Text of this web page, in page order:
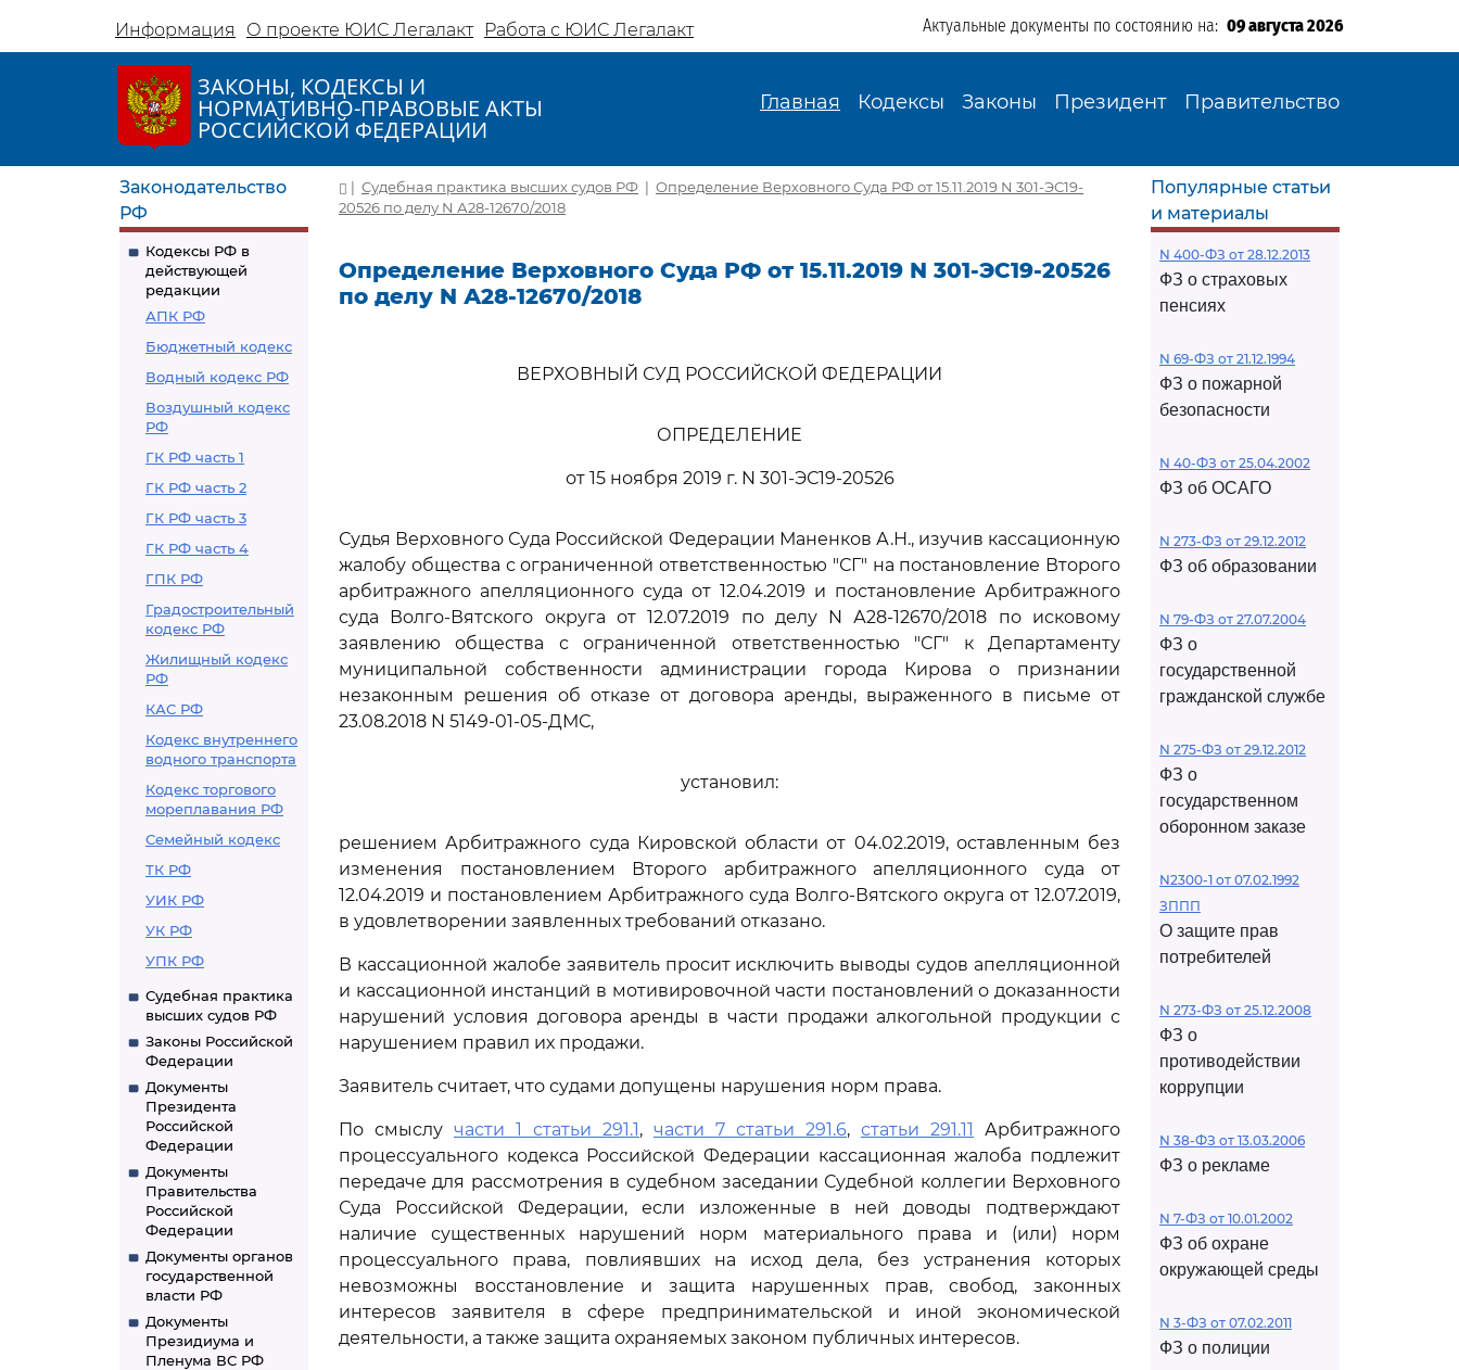
Информация О проекте ЮИС Легалакт Работа с ЮИС Легалакт Актуальные документы по состоянию на: 09 августа 2026
ЗАКОНЫ, КОДЕКСЫ И
НОРМАТИВНО-ПРАВОВЫЕ АКТЫ
РОССИЙСКОЙ ФЕДЕРАЦИИ
Главная Кодексы Законы Президент Правительство
Законодательство
РФ
Кодексы РФ в
действующей
редакции
АПК РФ
Бюджетный кодекс
Водный кодекс РФ
Воздушный кодекс
РФ
ГК РФ часть 1
ГК РФ часть 2
ГК РФ часть 3
ГК РФ часть 4
ГПК РФ
Градостроительный
кодекс РФ
Жилищный кодекс
РФ
КАС РФ
Кодекс внутреннего
водного транспорта
Кодекс торгового
мореплавания РФ
Семейный кодекс
ТК РФ
УИК РФ
УК РФ
УПК РФ
Судебная практика
высших судов РФ
Законы Российской
Федерации
Документы
Президента
Российской
Федерации
Документы
Правительства
Российской
Федерации
Документы органов
государственной
власти РФ
Документы
Президиума и
Пленума ВС РФ
| Судебная практика высших судов РФ | Определение Верховного Суда РФ от 15.11.2019 N 301-ЭС19-
20526 по делу N А28-12670/2018
Определение Верховного Суда РФ от 15.11.2019 N 301-ЭС19-20526
по делу N А28-12670/2018
ВЕРХОВНЫЙ СУД РОССИЙСКОЙ ФЕДЕРАЦИИ
ОПРЕДЕЛЕНИЕ
от 15 ноября 2019 г. N 301-ЭС19-20526
Судья Верховного Суда Российской Федерации Маненков А.Н., изучив кассационную
жалобу общества с ограниченной ответственностью "СГ" на постановление Второго
арбитражного апелляционного суда от 12.04.2019 и постановление Арбитражного
суда Волго-Вятского округа от 12.07.2019 по делу N А28-12670/2018 по исковому
заявлению общества с ограниченной ответственностью "СГ" к Департаменту
муниципальной собственности администрации города Кирова о признании
незаконным решения об отказе от договора аренды, выраженного в письме от
23.08.2018 N 5149-01-05-ДМС,
установил:
решением Арбитражного суда Кировской области от 04.02.2019, оставленным без
изменения постановлением Второго арбитражного апелляционного суда от
12.04.2019 и постановлением Арбитражного суда Волго-Вятского округа от 12.07.2019,
в удовлетворении заявленных требований отказано.
В кассационной жалобе заявитель просит исключить выводы судов апелляционной
и кассационной инстанций в мотивировочной части постановлений о доказанности
нарушений условия договора аренды в части продажи алкогольной продукции с
нарушением правил их продажи.
Заявитель считает, что судами допущены нарушения норм права.
По смыслу части 1 статьи 291.1, части 7 статьи 291.6, статьи 291.11
Арбитражного
процессуального кодекса Российской Федерации кассационная жалоба подлежит
передаче для рассмотрения в судебном заседании Судебной коллегии Верховного
Суда Российской Федерации, если изложенные в ней доводы подтверждают
наличие существенных нарушений норм материального права и (или) норм
процессуального права, повлиявших на исход дела, без устранения которых
невозможны восстановление и защита нарушенных прав, свобод, законных
интересов заявителя в сфере предпринимательской и иной экономической
деятельности, а также защита охраняемых законом публичных интересов.
Популярные статьи
и материалы
N 400-ФЗ от 28.12.2013
ФЗ о страховых
пенсиях
N 69-ФЗ от 21.12.1994
ФЗ о пожарной
безопасности
N 40-ФЗ от 25.04.2002
ФЗ об ОСАГО
N 273-ФЗ от 29.12.2012
ФЗ об образовании
N 79-ФЗ от 27.07.2004
ФЗ о
государственной
гражданской службе
N 275-ФЗ от 29.12.2012
ФЗ о
государственном
оборонном заказе
N2300-1 от 07.02.1992
ЗППП
О защите прав
потребителей
N 273-ФЗ от 25.12.2008
ФЗ о
противодействии
коррупции
N 38-ФЗ от 13.03.2006
ФЗ о рекламе
N 7-ФЗ от 10.01.2002
ФЗ об охране
окружающей среды
N 3-ФЗ от 07.02.2011
ФЗ о полиции